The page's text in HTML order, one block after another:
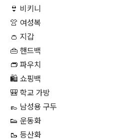
👙 비키니
👚 여성복
👛 지갑
👜 핸드백
👝 파우치
🛍 쇼핑백
🎒 학교 가방
👞 남성용 구두
👟 운동화
🥾 등산화